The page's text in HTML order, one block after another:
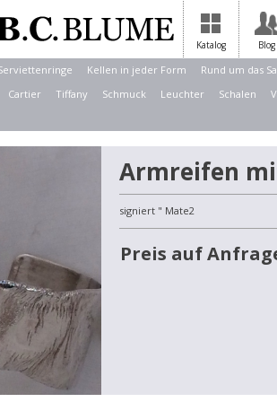
Katalog Blog
Kellen in jeder Form Rund um das
Cartier
Tiffany Schmuck Leuchter Schalen
Armreifen
signiert " Mate2
Preis auf